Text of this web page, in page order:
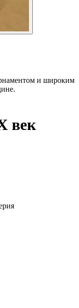
и широким
век